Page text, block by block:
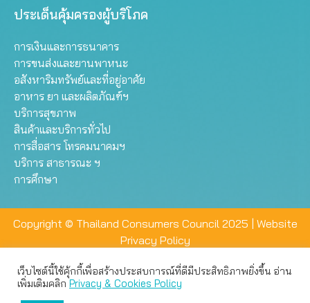
ประเด็นคุ้มครองผู้บริโภค
การเงินและการธนาคาร
การขนส่งและยานพาหนะ
อสังหาริมทรัพย์และที่อยู่อาศัย
อาหาร ยา และผลิตภัณฑ์ฯ
บริการสุขภาพ
สินค้าและบริการทั่วไป
การสื่อสาร โทรคมนาคมฯ
บริการ สาธารณะ ฯ
การศึกษา
Copyright © Thailand Consumers Council 2025 | Website
Privacy Policy
เว็บไซต์นี้ใช้คุ้กกี้เพื่อสร้างประสบการณ์ที่ดีมีประสิทธิภาพยิ่งขึ้น อ่าน
เพิ่มเติมคลิกPrivacy & Cookies Policy
เว็บไซต์นี้ใช้คุกกี้เพื่อมอบประสบการณ์การใช้งานที่ดีให้แก่ท่าน คุณ
สามารถเลือกตั้งค่าความเป็นส่วนตัวได้